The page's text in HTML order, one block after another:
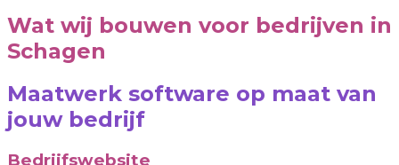
Wat wij bouwen voor bedrijven in
Schagen
Maatwerk software op maat van
jouw bedrijf
Bedrijfswebsite